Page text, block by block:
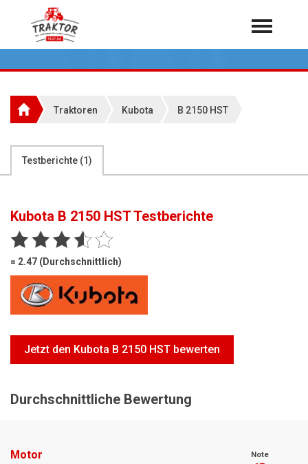
Home
Rundballenpressen
Teleskoplader
Rasentraktoren
Motorsägen
Hoflader
Freischneider
Jetzt Bewerten
Über 7.000 Testberichte
Traktoren Kubota B 2150 HST
Testberichte (1)
Kubota B 2150 HSTTestberichte
= 2.47 (Durchschnittlich)
Jetzt den Kubota B 2150 HST bewerten
Durchschnittliche Bewertung
Motor Note